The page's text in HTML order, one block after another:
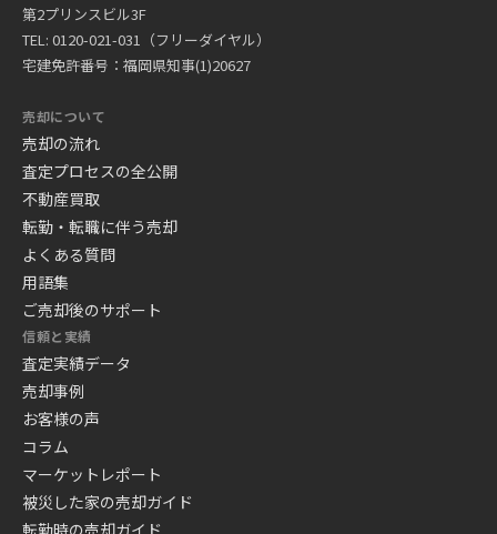
第2プリンスビル3F
TEL: 0120-021-031（フリーダイヤル）
宅建免許番号：福岡県知事(1)20627
売却について
売却の流れ
査定プロセスの全公開
不動産買取
転勤・転職に伴う売却
よくある質問
用語集
ご売却後のサポート
信頼と実績
査定実績データ
売却事例
お客様の声
コラム
マーケットレポート
被災した家の売却ガイド
転勤時の売却ガイド